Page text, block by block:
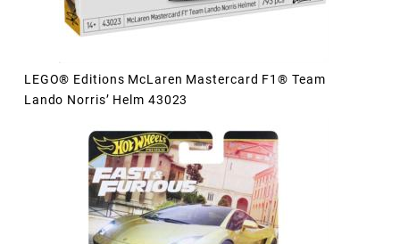
LEGO® Editions McLaren Mastercard F1® Team
Lando Norris’ Helm 43023